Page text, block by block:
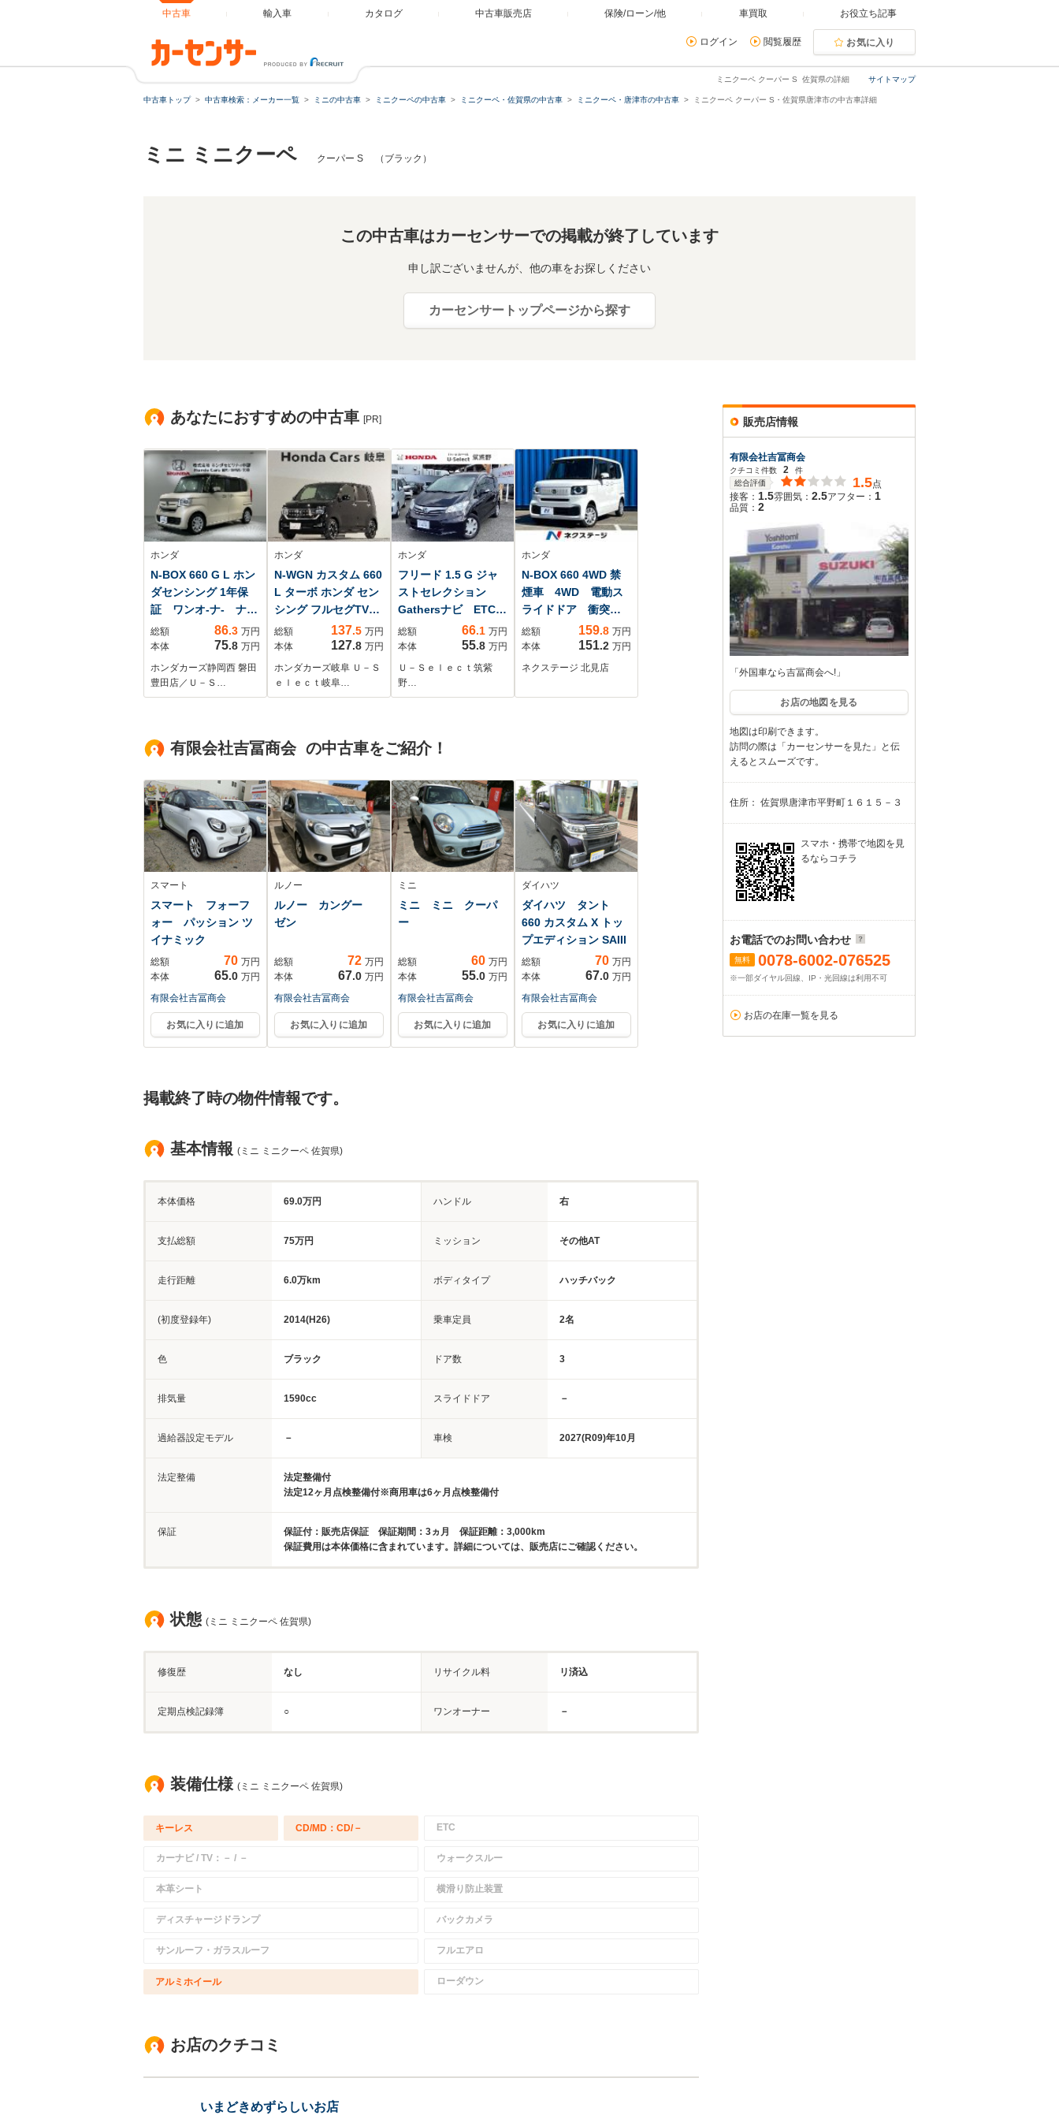
中古車 輸入車 カタログ 中古車販売店 保険/ローン/他 車買取 お役立ち記事
ログイン 閲覧履歴 お気に入り
サイトマップ
ミニクーペ クーパー S 佐賀県の詳細
中古車トップ 中古車検索：メーカー一覧 ミニの中古車 ミニクーペの中古車 ミニクーペ・佐賀県の中古車 ミニクーペ・唐津市の中古車 ミニクーペ クーパー S・佐賀県唐津市の中古車詳細
ミニ ミニクーペ クーパー S （ブラック）
この中古車はカーセンサーでの掲載が終了しています
申し訳ございませんが、他の車をお探しください
カーセンサートップページから探す
あなたにおすすめの中古車 [PR]
ホンダ
N-BOX 660 G L ホン
ダセンシング 1年保
証 ワンオ-ナ- ナビ
VXM-185VFi TV R
カメラ CD録音 BT
オ-ディオ DVD ド
ラレコ ETC LED
ライト 両側電動ド
防止装置 AAC
総額 86.3 万円
本体
75.8 万円
ホンダカーズ静岡西 磐田
豊田店／Ｕ－Ｓ…
ホンダ
N-WGN カスタム 660
L ターボ ホンダ セン
シング フルセグTV
シートヒーター
総額 137.5 万円
本体
127.8 万円
ホンダカーズ岐阜 Ｕ－Ｓ
ｅｌｅｃｔ岐阜…
ホンダ
フリード 1.5 G ジャ
ストセレクション
Gathersナビ ETC
バックカメラ ジャ
ストセレクション
フルオート・エアコ
ンディショナー イ
モビライザー VSA/
総額 66.1 万円
本体
55.8 万円
Ｕ－Ｓｅｌｅｃｔ筑紫
野…
ホンダ
N-BOX 660 4WD 禁
煙車 4WD 電動ス
ライドドア 衝突被
害軽減システム レ
ーダークルーズ コ
ーナーセンサー ス
ッド 車線逸脱警
総額 159.8 万円
本体
151.2 万円
ネクステージ 北見店
有限会社吉冨商会 の中古車をご紹介！
スマート
スマート フォーフ
ォー パッション ツ
イナミック
総額 70 万円
本体
65.0 万円
有限会社吉冨商会
お気に入りに追加
ルノー
ルノー カングー
ゼン
総額 72 万円
本体
67.0 万円
有限会社吉冨商会
お気に入りに追加
ミニ
ミニ ミニ クーパ
ー
総額 60 万円
本体
55.0 万円
有限会社吉冨商会
お気に入りに追加
ダイハツ
ダイハツ タント
660 カスタム X トッ
プエディション SAIII
総額 70 万円
本体
67.0 万円
有限会社吉冨商会
お気に入りに追加
掲載終了時の物件情報です。
基本情報 (ミニ ミニクーペ 佐賀県)
本体価格 69.0万円 ハンドル 右
支払総額 75万円 ミッション その他AT
走行距離 6.0万km ボディタイプ ハッチバック
(初度登録年) 2014(H26) 乗車定員 2名
色 ブラック ドア数 3
排気量 1590cc スライドドア －
過給器設定モデル － 車検 2027(R09)年10月
法定整備
法定整備付
法定12ヶ月点検整備付※商用車は6ヶ月点検整備付
保証
保証付：販売店保証 保証期間：3ヵ月 保証距離：3,000km
保証費用は本体価格に含まれています。詳細については、販売店にご確認ください。
状態 (ミニ ミニクーペ 佐賀県)
修復歴 なし リサイクル料 リ済込
定期点検記録簿 ○ ワンオーナー －
装備仕様 (ミニ ミニクーペ 佐賀県)
キーレス CD/MD：CD/－ ETC
カーナビ / TV：－ / － ウォークスルー
本革シート 横滑り防止装置
ディスチャージドランプ バックカメラ
サンルーフ・ガラスルーフ フルエアロ
アルミホイール ローダウン
お店のクチコミ
いまどきめずらしいお店
販売店情報
有限会社吉冨商会
クチコミ件数 2
件
総合評価
1.5点
接客： 1.5雰囲気： 2.5アフター： 1
品質： 2
「外国車なら吉冨商会へ!」
お店の地図を見る
地図は印刷できます。
訪問の際は「カーセンサーを見た」と伝
えるとスムーズです。
住所： 佐賀県唐津市平野町１６１５－３
スマホ・携帯で地図を見
るならコチラ
お電話でのお問い合わせ
無料 0078-6002-076525
※一部ダイヤル回線、IP・光回線は利用不可
お店の在庫一覧を見る